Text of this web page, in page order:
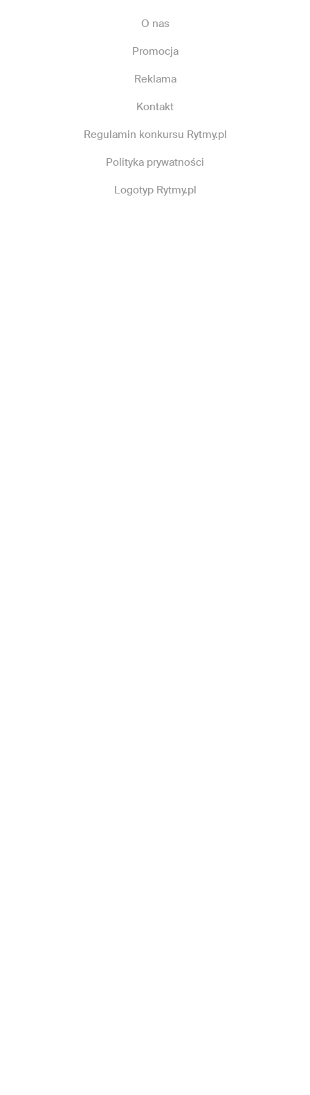
O nas
Promocja
Reklama
Kontakt
Regulamin konkursu Rytmy.pl
Polityka prywatności
Logotyp Rytmy.pl